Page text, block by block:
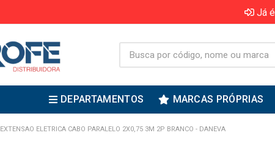
Já
DEPARTAMENTOS MARCAS PRÓPRIAS
EXTENSAO ELETRICA CABO PARALELO 2X0,75 3M 2P BRANCO - DANEVA